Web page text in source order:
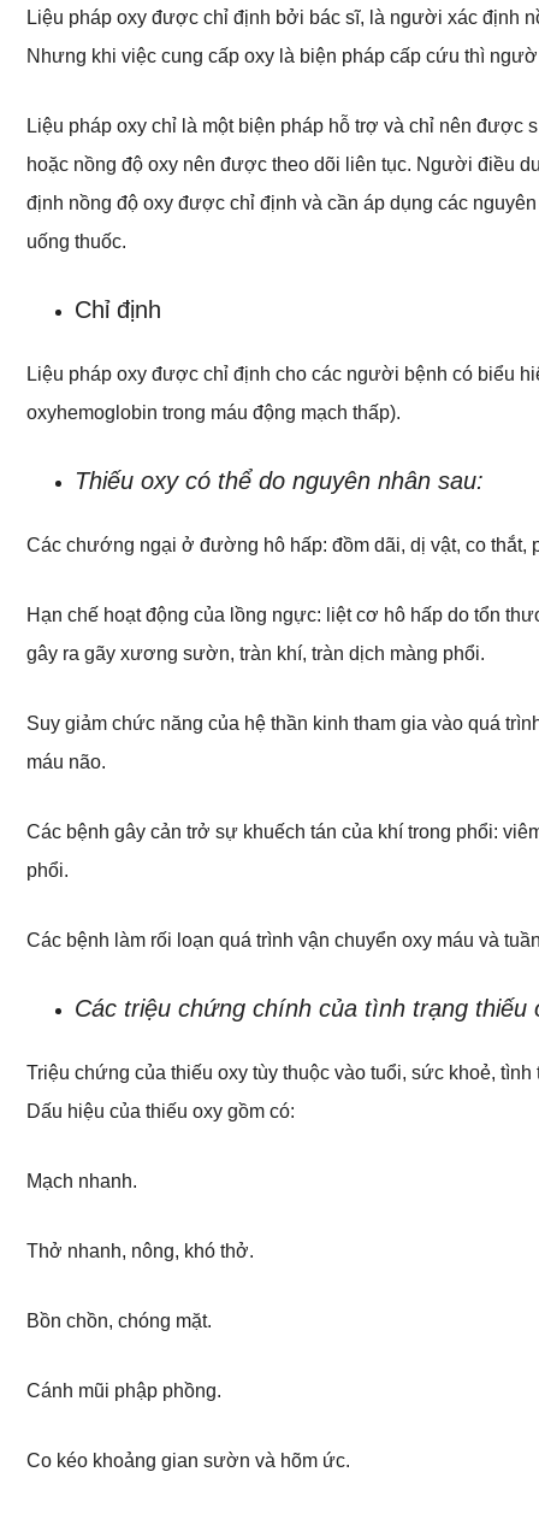
Liệu pháp oxy được chỉ định bởi bác sĩ, là người xác định
Nhưng khi việc cung cấp oxy là biện pháp cấp cứu thì
Liệu pháp oxy chỉ là một biện pháp hỗ trợ và chỉ nên
hoặc nồng độ oxy nên được theo dõi liên tục. Người điều
định nồng độ oxy được chỉ định và cần áp dụng các
uống thuốc.
Chỉ định
Liệu pháp oxy được chỉ định cho các người bệnh có biểu
oxyhemoglobin trong máu động mạch thấp).
Thiếu oxy có thể do nguyên nhân sau:
Các chướng ngại ở đường hô hấp: đồm dãi, dị vật, co thắt,
Hạn chế hoạt động của lồng ngực: liệt cơ hô hấp do tổn
gây ra gãy xương sườn, tràn khí, tràn dịch màng phổi.
Suy giảm chức năng của hệ thần kinh tham gia vào quá
máu não.
Các bệnh gây cản trở sự khuếch tán của khí trong phổi:
phổi.
Các bệnh làm rối loạn quá trình vận chuyển oxy máu và
Các triệu chứng chính của tình trạng thiếu
Triệu chứng của thiếu oxy tùy thuộc vào tuổi, sức khoẻ,
Dấu hiệu của thiếu oxy gồm có:
Mạch nhanh.
Thở nhanh, nông, khó thở.
Bồn chồn, chóng mặt.
Cánh mũi phập phồng.
Co kéo khoảng gian sườn và hõm ức.